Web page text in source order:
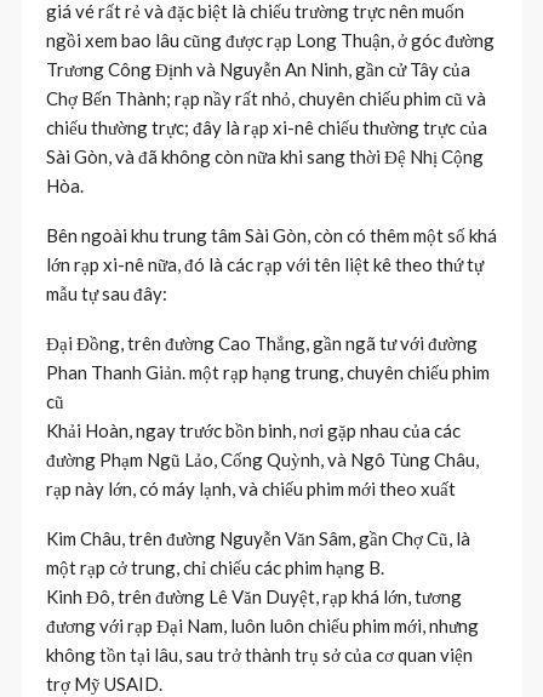
giá vé rất rẻ và đặc biệt là chiếu trường trực nên muốn
ngồi xem bao lâu cũng được rạp Long Thuận, ở góc đường
Trương Công Định và Nguyễn An Ninh, gần cử Tây của
Chợ Bến Thành; rạp nầy rất nhỏ, chuyên chiếu phim cũ và
chiếu thường trực; đây là rạp xi-nê chiếu thường trực của
Sài Gòn, và đã không còn nữa khi sang thời Đệ Nhị Cộng
Hòa.
Bên ngoài khu trung tâm Sài Gòn, còn có thêm một số khá
lớn rạp xi-nê nữa, đó là các rạp với tên liệt kê theo thứ tự
mẫu tự sau đây:
Đại Đồng, trên đường Cao Thắng, gần ngã tư với đường
Phan Thanh Giản. một rạp hạng trung, chuyên chiếu phim
cũ
Khải Hoàn, ngay trước bồn binh, nơi gặp nhau của các
đường Phạm Ngũ Lảo, Cống Quỳnh, và Ngô Tùng Châu,
rạp này lớn, có máy lạnh, và chiếu phim mới theo xuất
Kim Châu, trên đường Nguyễn Văn Sâm, gần Chợ Cũ, là
một rạp cở trung, chỉ chiếu các phim hạng B.
Kinh Đô, trên đường Lê Văn Duyệt, rạp khá lớn, tương
đương với rạp Đại Nam, luôn luôn chiếu phim mới, nhưng
không tồn tại lâu, sau trở thành trụ sở của cơ quan viện
trợ Mỹ USAID.